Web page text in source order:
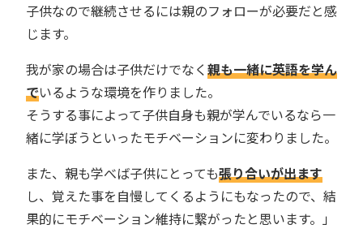
子供なので継続させるには親のフォローが必要だと感
じます。
我が家の場合は子供だけでなく親も一緒に英語を学ん
でいるような環境を作りました。
そうする事によって子供自身も親が学んでいるなら一
緒に学ぼうといったモチベーションに変わりました。
また、親も学べば子供にとっても張り合いが出ます
し、覚えた事を自慢してくるようにもなったので、結
果的にモチベーション維持に繋がったと思います。」